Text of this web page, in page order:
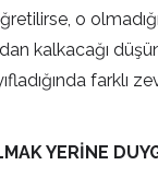
o
kalkacağı
farklı
YERİNE